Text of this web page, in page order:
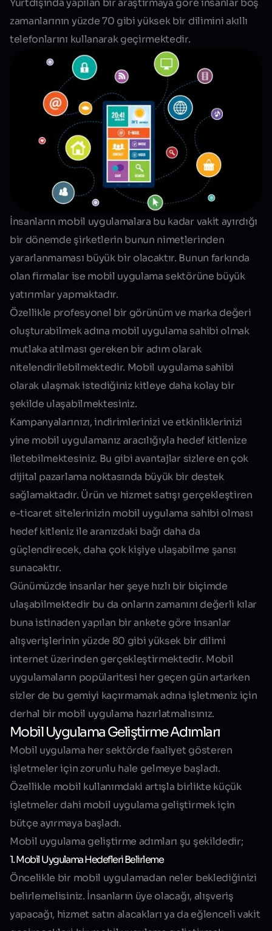
Yurtdışında yapılan bir araştırmaya göre insanlar boş
zamanlarının yüzde 70 gibi yüksek bir dilimini akıllı
telefonlarını kullanarak geçirmektedir.
İnsanların mobil uygulamalara bu kadar vakit ayırdığı
bir dönemde şirketlerin bunun nimetlerinden
yararlanmaması büyük bir olacaktır. Bunun farkında
olan firmalar ise mobil uygulama sektörüne büyük
yatırımlar yapmaktadır.
Özellikle profesyonel bir görünüm ve marka değeri
oluşturabilmek adına mobil uygulama sahibi olmak
mutlaka atılması gereken bir adım olarak
nitelendirilebilmektedir. Mobil uygulama sahibi
olarak ulaşmak istediğiniz kitleye daha kolay bir
şekilde ulaşabilmektesiniz.
Kampanyalarınızı, indirimlerinizi ve etkinliklerinizi
yine mobil uygulamanız aracılığıyla hedef kitlenize
iletebilmektesiniz. Bu gibi avantajlar sizlere en çok
dijital pazarlama noktasında büyük bir destek
sağlamaktadır. Ürün ve hizmet satışı gerçekleştiren
e-ticaret sitelerinizin mobil uygulama sahibi olması
hedef kitleniz ile aranızdaki bağı daha da
güçlendirecek, daha çok kişiye ulaşabilme şansı
sunacaktır.
Günümüzde insanlar her şeye hızlı bir biçimde
ulaşabilmektedir bu da onların zamanını değerli kılar
buna istinaden yapılan bir ankete göre insanlar
alışverişlerinin yüzde 80 gibi yüksek bir dilimi
internet üzerinden gerçekleştirmektedir. Mobil
uygulamaların popülaritesi her geçen gün artarken
sizler de bu gemiyi kaçırmamak adına işletmeniz için
derhal bir mobil uygulama hazırlatmalısınız.
Mobil Uygulama Geliştirme Adımları
Mobil uygulama her sektörde faaliyet gösteren
işletmeler için zorunlu hale gelmeye başladı.
Özellikle mobil kullanımdaki artışla birlikte küçük
işletmeler dahi mobil uygulama geliştirmek için
bütçe ayırmaya başladı.
Mobil uygulama geliştirme adımları şu şekildedir;
1. Mobil Uygulama Hedefleri Belirleme
Öncelikle bir mobil uygulamadan neler beklediğinizi
belirlemelisiniz. İnsanların üye olacağı, alışveriş
yapacağı, hizmet satın alacakları ya da eğlenceli vakit